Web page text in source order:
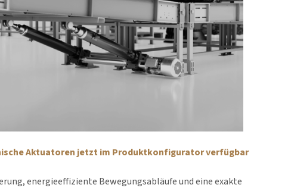
Aktuatoren jetzt im Produktkonfigurator verfügbar
energieeffiziente Bewegungsabläufe und eine exakte